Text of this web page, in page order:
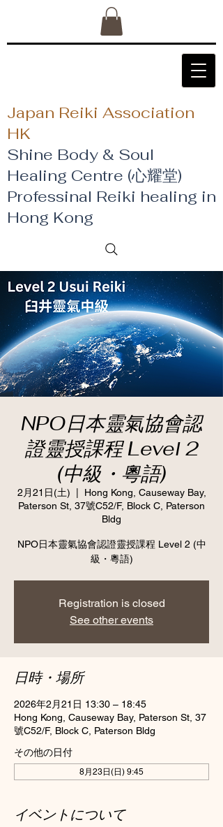
Japan Reiki Association
HK
Shine Body & Soul
Healing Centre (心耀堂)
​Professinal Reiki healing in
Hong Kong
NPO日本靈氣協會認
證靈授課程 Level 2
(中級・粵語)
2月21日(土)
Hong Kong, Causeway Bay,
Paterson St, 37號C52/F, Block C, Paterson
Bldg
NPO日本靈氣協會認證靈授課程 Level 2 (中
級・粵語)
Registration is closed
See other events
日時・場所
2026年2月21日 13:30 – 18:45
Hong Kong, Causeway Bay, Paterson St, 37
號C52/F, Block C, Paterson Bldg
その他の日付
8月23日(日) 9:45
イベントについて